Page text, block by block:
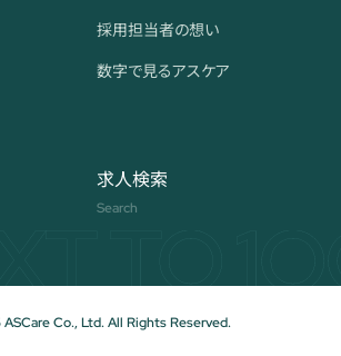
採用担当者の想い
数字で見るアスケア
求人検索
Search
Co., Ltd. All Rights Reserved.